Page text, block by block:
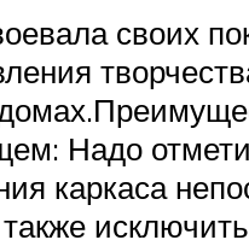
своих
Надо
каркаса